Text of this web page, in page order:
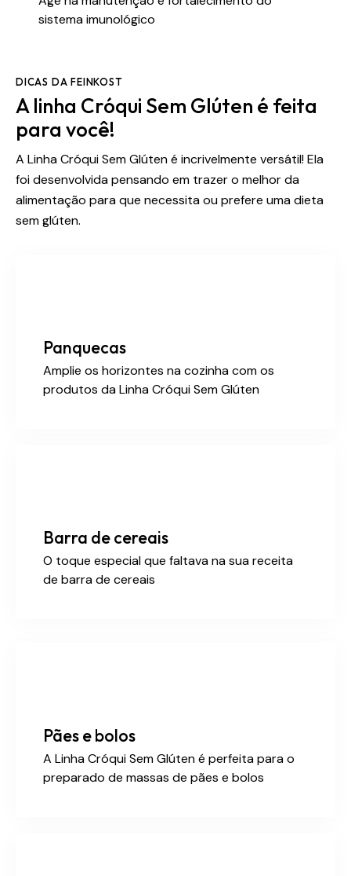
sistema imunológico
DICAS DA FEINKOST
A linha Cróqui Sem Glúten é feita
para você!
A Linha Cróqui Sem Glúten é incrivelmente versátil! Ela
foi desenvolvida pensando em trazer o melhor da
alimentação para que necessita ou prefere uma dieta
sem glúten.
Panquecas
Amplie os horizontes na cozinha com os
produtos da Linha Cróqui Sem Glúten
Barra de cereais
O toque especial que faltava na sua receita
de barra de cereais
Pães e bolos
A Linha Cróqui Sem Glúten é perfeita para o
preparado de massas de pães e bolos